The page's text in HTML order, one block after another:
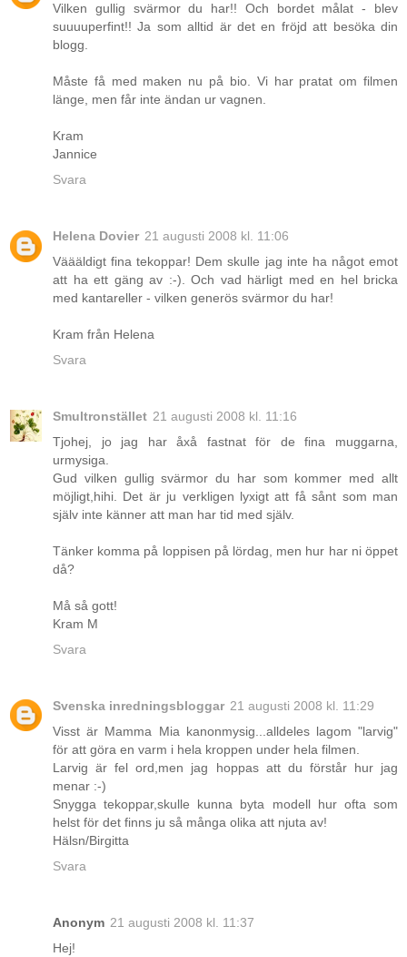
Vilken gullig svärmor du har!! Och bordet målat - blev
suuuuperfint!! Ja som alltid är det en fröjd att besöka din
blogg.
Måste få med maken nu på bio. Vi har pratat om filmen
länge, men får inte ändan ur vagnen.
Kram
Jannice
Svara
Helena Dovier 21 augusti 2008 kl. 11:06
Väääldigt fina tekoppar! Dem skulle jag inte ha något emot
att ha ett gäng av :-). Och vad härligt med en hel bricka
med kantareller - vilken generös svärmor du har!
Kram från Helena
Svara
Smultronstället 21 augusti 2008 kl. 11:16
Tjohej, jo jag har åxå fastnat för de fina muggarna,
urmysiga.
Gud vilken gullig svärmor du har som kommer med allt
möjligt,hihi. Det är ju verkligen lyxigt att få sånt som man
själv inte känner att man har tid med själv.
Tänker komma på loppisen på lördag, men hur har ni öppet
då?
Må så gott!
Kram M
Svara
Svenska inredningsbloggar 21 augusti 2008 kl. 11:29
Visst är Mamma Mia kanonmysig...alldeles lagom "larvig"
för att göra en varm i hela kroppen under hela filmen.
Larvig är fel ord,men jag hoppas att du förstår hur jag
menar :-)
Snygga tekoppar,skulle kunna byta modell hur ofta som
helst för det finns ju så många olika att njuta av!
Hälsn/Birgitta
Svara
Anonym 21 augusti 2008 kl. 11:37
Hej!